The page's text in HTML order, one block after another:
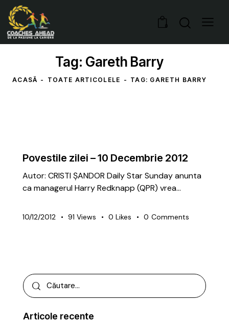
0
Tag: Gareth Barry
ACASĂ TOATE ARTICOLELE TAG: GARETH BARRY
Povestile zilei – 10 Decembrie 2012
Autor: CRISTI ȘANDOR Daily Star Sunday anunta
ca managerul Harry Redknapp (QPR) vrea…
10/12/2012 91 Views 0 Likes 0 Comments
Articole recente